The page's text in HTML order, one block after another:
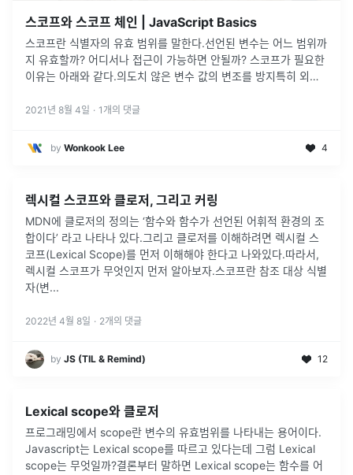
스코프와 스코프 체인 | JavaScript Basics
스코프란 식별자의 유효 범위를 말한다.선언된 변수는 어느 범위까
지 유효할까? 어디서나 접근이 가능하면 안될까? 스코프가 필요한
이유는 아래와 같다.의도치 않은 변수 값의 변조를 방지특히 외부
기는 것을 방...
2021년 8월 4일 · 1 개의 댓글
by Wonkook Lee 4
렉시컬 스코프와 클로저, 그리고 커링
MDN에 클로저의 정의는 ‘함수와 함수가 선언된 어휘적 환경의 조
합이다’ 라고 나타나 있다.그리고 클로저를 이해하려면 렉시컬 스
코프(Lexical Scope)를 먼저 이해해야 한다고 나와있다.따라서,
렉시컬 스코프가 무엇인지 먼저 알아보자.스코프란 참조 대상 식별
자(변...
2022년 4월 8일 · 2개의 댓글
by JS (TIL & Remind) 12
Lexical scope와 클로저
프로그래밍에서 scope란 변수의 유효범위를 나타내는 용어이다.
Javascript는 Lexical scope를 따르고 있다는데 그럼 Lexical
scope는 무엇일까?결론부터 말하면 Lexical scope는 함수를 어